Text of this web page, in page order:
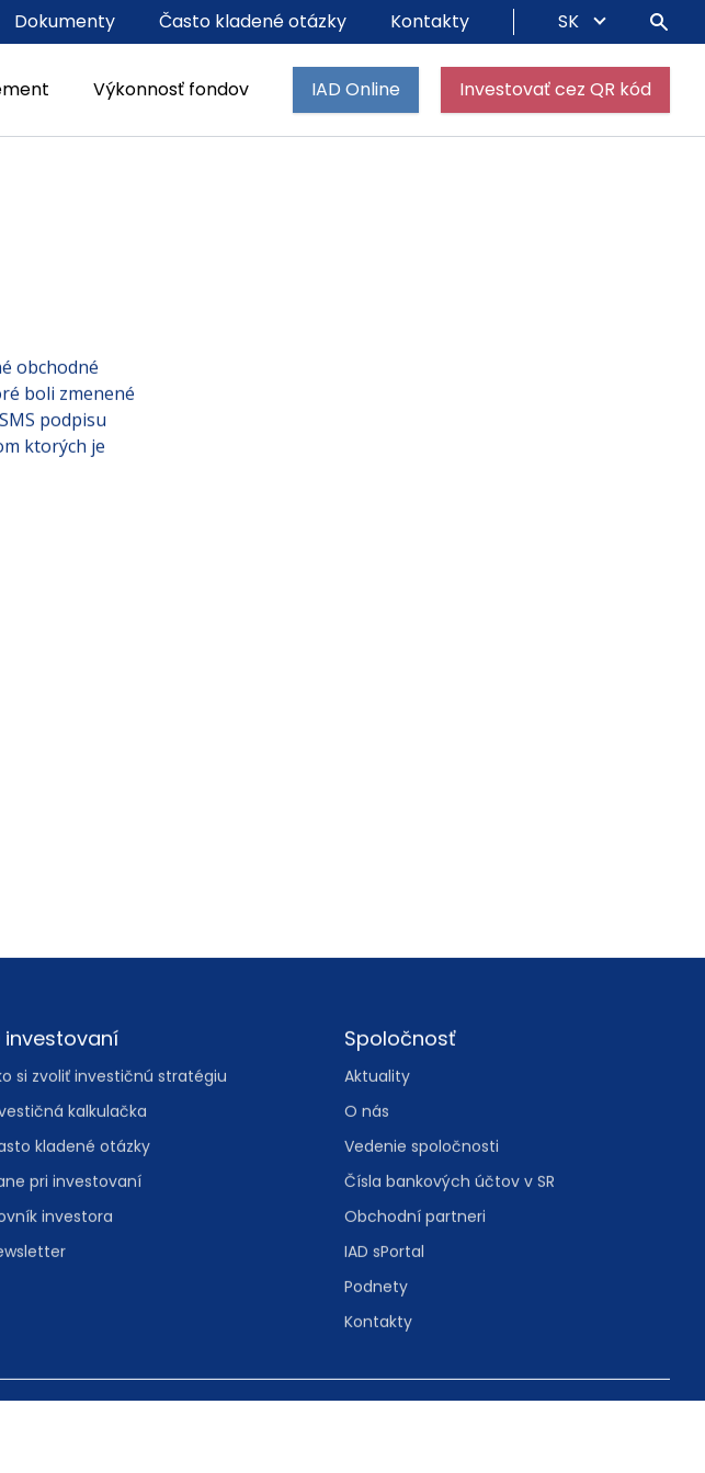
Výkonnosť fondov IAD Online Investovať cez QR kód
Dokumenty Často kladené otázky Kontakty SK
obchodné
boli zmenené
podpisu
ktorých je
investovaní
si zvoliť investičnú stratégiu
kalkulačka
kladené otázky
pri investovaní
investora
Spoločnosť
Aktuality
O nás
Vedenie spoločnosti
Čísla bankových účtov v SR
Obchodní partneri
IAD sPortal
Podnety
Kontakty